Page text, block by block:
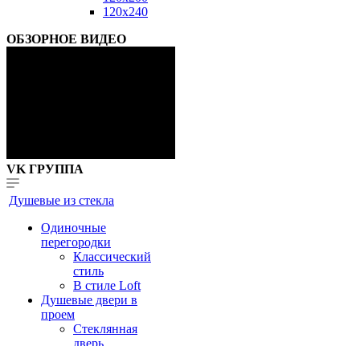
120x240
ОБЗОРНОЕ ВИДЕО
VK ГРУППА
Душевые из стекла
Одиночные
перегородки
Классический
стиль
В стиле Loft
Душевые двери в
проем
Стеклянная
дверь